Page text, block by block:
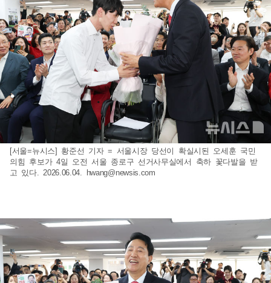
[서울=뉴시스] 황준선 기자 = 서울시장 당선이 확실시된 오세훈 국민
의힘 후보가 4일 오전 서울 종로구 선거사무실에서 축하 꽃다발을 받
고 있다. 2026.06.04.
hwang@newsis.com